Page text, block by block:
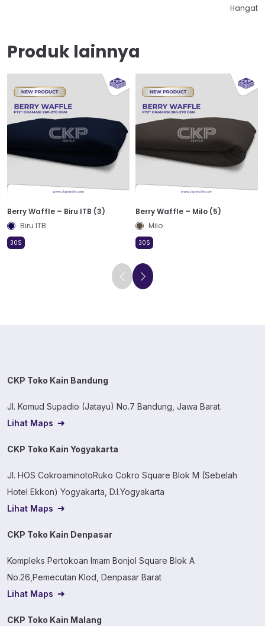
Hangat
Produk lainnya
Berry Waffle – Biru ITB (3)
Biru ITB
30S
Berry Waffle – Milo (5)
Milo
30S
CKP Toko Kain Bandung
Jl. Komud Supadio (Jatayu) No.7 Bandung, Jawa Barat.
Lihat Maps
CKP Toko Kain Yogyakarta
Jl. HOS CokroaminotoRuko Cokro Square Blok M (Sebelah
Hotel Ekkon) Yogyakarta, D.I.Yogyakarta
Lihat Maps
CKP Toko Kain Denpasar
Kompleks Pertokoan Imam Bonjol Square Blok A
No.26,Pemecutan Klod, Denpasar Barat
Lihat Maps
CKP Toko Kain Malang